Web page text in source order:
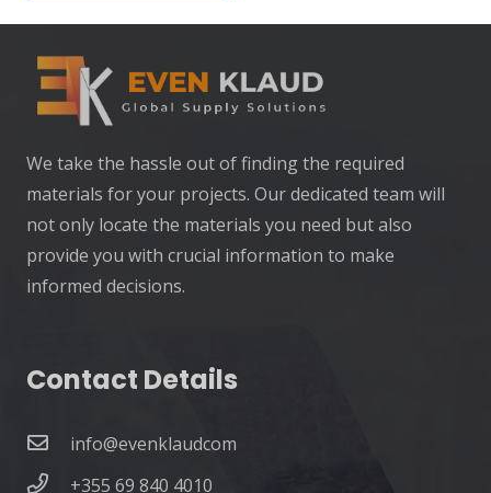
We take the hassle out of finding the required
materials for your projects. Our dedicated team will
not only locate the materials you need but also
provide you with crucial information to make
informed decisions.
Contact Details
info@evenklaudcom
+355 69 840 4010